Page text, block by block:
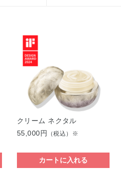
クリーム ネクタル
55,000円
（税込）※
カートに入れる